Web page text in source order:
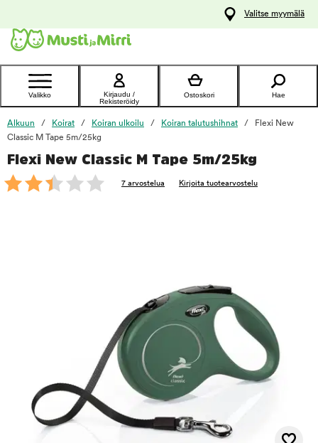
Ota yhteyttä
asiakaspalveluun
Valitse myymälä
Valikko
Kirjaudu /
Rekisteröidy
Ostoskori Hae
Alkuun Koirat Koiran ulkoilu Koiran talutushihnat
Flexi New
Classic M Tape 5m/25kg
Flexi New Classic M Tape 5m/25kg
7 arvostelua Kirjoita tuotearvostelu
foo